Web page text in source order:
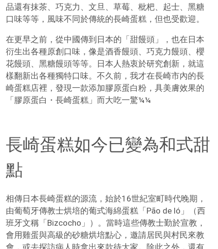
品還有抹茶、巧克力、文旦、草莓、枇杷、起士、黑糖
口味等等，風味不同於傳統的長崎蛋糕，但也受歡迎。
在更早之前，從中國傳到日本的「甜饅頭」，也在日本
衍生出各種原創口味，像是酒香饅頭、巧克力饅頭、櫻
花饅頭、黑糖饅頭等等。日本人熱衷於研究創新，就這
樣翻新出各種獨特口味。不久前，我才在長崎市內的長
崎蛋糕店裡，發現一款添加膠原蛋白粉，具美膚效果的
「膠原蛋白・長崎蛋糕」而大吃一驚¼¼
長崎蛋糕如今已變為和式甜
點
相傳日本長崎蛋糕的源流，始於16世紀室町時代晚期，
由葡萄牙傳教士烘培的葡式海綿蛋糕「Pão de ló」（西
班牙文稱「Bizcocho」）。當時這些傳教士勤於宣教，
會用雞蛋與高級的砂糖烘培點心，邀請居民與村民來教
會，或去探訪病人時拿出來款待大家。除此之外，還有